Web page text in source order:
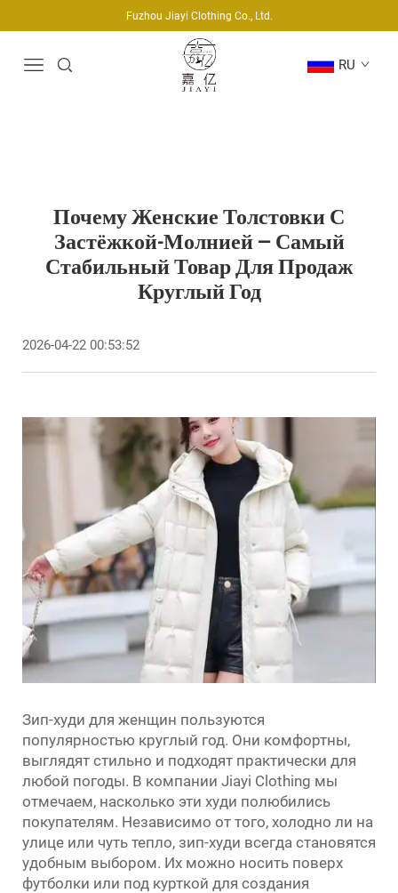
Fuzhou Jiayi Clothing Co., Ltd.
RU
Почему Женские Толстовки С
Застёжкой-Молнией — Самый
Стабильный Товар Для Продаж
Круглый Год
2026-04-22 00:53:52
Зип-худи для женщин пользуются
популярностью круглый год. Они комфортны,
выглядят стильно и подходят практически для
любой погоды. В компании Jiayi Clothing мы
отмечаем, насколько эти худи полюбились
покупателям. Независимо от того, холодно ли на
улице или чуть тепло, зип-худи всегда становятся
удобным выбором. Их можно носить поверх
футболки или под курткой для создания